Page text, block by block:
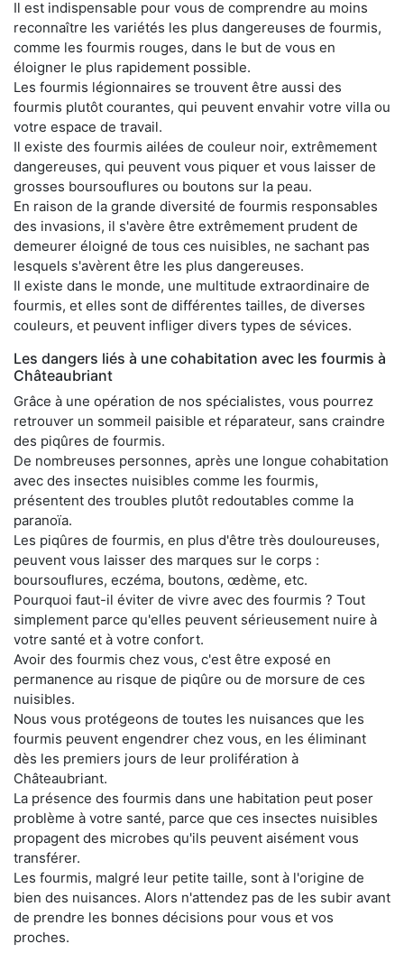
Il est indispensable pour vous de comprendre au moins
reconnaître les variétés les plus dangereuses de fourmis,
comme les fourmis rouges, dans le but de vous en
éloigner le plus rapidement possible.
Les fourmis légionnaires se trouvent être aussi des
fourmis plutôt courantes, qui peuvent envahir votre villa ou
votre espace de travail.
Il existe des fourmis ailées de couleur noir, extrêmement
dangereuses, qui peuvent vous piquer et vous laisser de
grosses boursouflures ou boutons sur la peau.
En raison de la grande diversité de fourmis responsables
des invasions, il s'avère être extrêmement prudent de
demeurer éloigné de tous ces nuisibles, ne sachant pas
lesquels s'avèrent être les plus dangereuses.
Il existe dans le monde, une multitude extraordinaire de
fourmis, et elles sont de différentes tailles, de diverses
couleurs, et peuvent infliger divers types de sévices.
Les dangers liés à une cohabitation avec les fourmis à
Châteaubriant
Grâce à une opération de nos spécialistes, vous pourrez
retrouver un sommeil paisible et réparateur, sans craindre
des piqûres de fourmis.
De nombreuses personnes, après une longue cohabitation
avec des insectes nuisibles comme les fourmis,
présentent des troubles plutôt redoutables comme la
paranoïa.
Les piqûres de fourmis, en plus d'être très douloureuses,
peuvent vous laisser des marques sur le corps :
boursouflures, eczéma, boutons, œdème, etc.
Pourquoi faut-il éviter de vivre avec des fourmis ? Tout
simplement parce qu'elles peuvent sérieusement nuire à
votre santé et à votre confort.
Avoir des fourmis chez vous, c'est être exposé en
permanence au risque de piqûre ou de morsure de ces
nuisibles.
Nous vous protégeons de toutes les nuisances que les
fourmis peuvent engendrer chez vous, en les éliminant
dès les premiers jours de leur prolifération à
Châteaubriant.
La présence des fourmis dans une habitation peut poser
problème à votre santé, parce que ces insectes nuisibles
propagent des microbes qu'ils peuvent aisément vous
transférer.
Les fourmis, malgré leur petite taille, sont à l'origine de
bien des nuisances. Alors n'attendez pas de les subir avant
de prendre les bonnes décisions pour vous et vos
proches.